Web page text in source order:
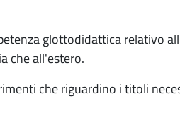
glottodidattica relativo
che all'estero.
che riguardino i titoli